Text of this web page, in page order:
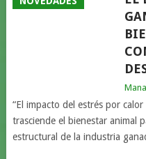
“El impacto del estrés por
trasciende el bienestar animal
estructural de la industria